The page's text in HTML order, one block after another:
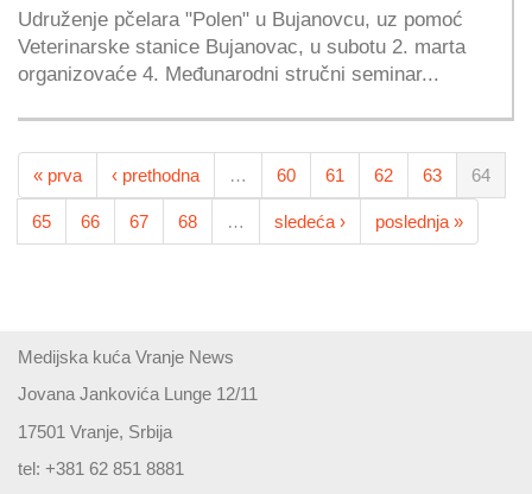
Udruženje pčelara "Polen" u Bujanovcu, uz pomoć
Veterinarske stanice Bujanovac, u subotu 2. marta
organizovaće 4. Međunarodni stručni seminar...
« prva ‹ prethodna … 60 61 62 63 64
65 66 67 68 … sledeća › poslednja »
Medijska kuća Vranje News
Jovana Jankovića Lunge 12/11
17501 Vranje, Srbija
tel: +381 62 851 8881